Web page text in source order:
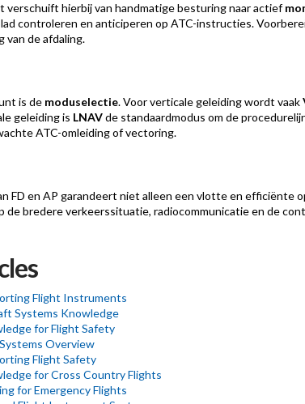
verschuift hierbij van handmatige besturing naar actief
controleren en anticiperen op ATC-instructies.
van de afdaling.
is de moduselectie. Voor verticale geleiding wordt vaak
geleiding is LNAVde standaardmodus om de
ATC-omleiding of vectoring.
FD en AP garandeert niet alleen een vlotte en efficiënte
de bredere verkeerssituatie, radiocommunicatie en de
Flight Instruments
Systems Knowledge
for Flight Safety
Overview
Flight Safety
for Cross Country Flights
for Emergency Flights